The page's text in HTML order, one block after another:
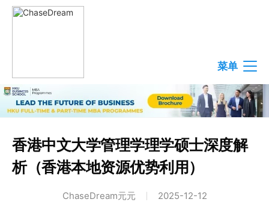
菜单
香港中文大学管理学理学硕士深度解
析（香港本地资源优势利用）
ChaseDream元元 2025-12-12